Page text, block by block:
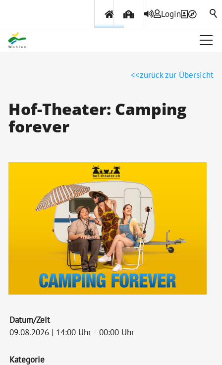
Login
Politik & Verwaltung
Themen & Services
zurück zur Übersicht
Hof-Theater: Camping
forever
Datum/Zeit
09.08.2026 | 14:00 Uhr - 00:00 Uhr
Kategorie